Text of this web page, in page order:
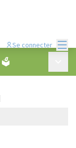
Se connecter
🗳️